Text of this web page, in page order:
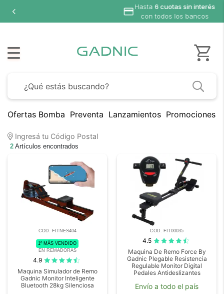
6 cuotas sin interés
con todos los bancos
Ofertas Bomba Preventa Lanzamientos Promociones
Ingresá tu Código Postal
2 Artículos encontrados
COD. FITNES404
1º MÁS VENDIDO
EN REMADORAS
4.9
Maquina Simulador de Remo
Gadnic Monitor Inteligente
Bluetooth 28kg Silenciosa
COD. FIT00035
4.5
Maquina De Remo Force By
Gadnic Plegable Resistencia
Regulable Monitor Digital
Pedales Antideslizantes
Envío a todo el país